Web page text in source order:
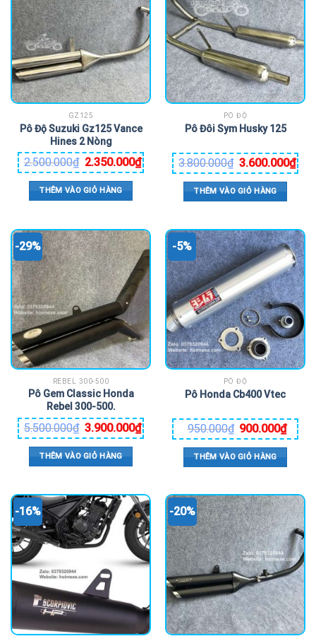
GZ125
Pô Độ Suzuki Gz125 Vance
Hines 2 Nòng
2.500.000₫ 2.350.000₫
THÊM VÀO GIỎ HÀNG
PÔ ĐỘ
Pô Đôi Sym Husky 125
3.800.000₫ 3.600.000₫
THÊM VÀO GIỎ HÀNG
-29%
REBEL 300-500
Pô Gem Classic Honda
Rebel 300-500.
5.500.000₫ 3.900.000₫
THÊM VÀO GIỎ HÀNG
-5%
PÔ ĐỘ
Pô Honda Cb400 Vtec
950.000₫ 900.000₫
THÊM VÀO GIỎ HÀNG
-16% -20%